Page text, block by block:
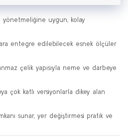
yönetmeliğine uygun, kolay
entegre edilebilecek esnek ölçüler
çelik yapısıyla neme ve darbeye
çok katlı versiyonlarla dikey alan
sunar, yer değiştirmesi pratik ve